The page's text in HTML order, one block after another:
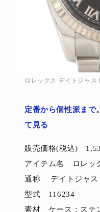
ロレックス デイトジャス
定番から個性派まで
て見る
販売価格(税込)
アイテム名 ロレッ
通称 デイトジャス
型式 116234
素材 ケース：ステ